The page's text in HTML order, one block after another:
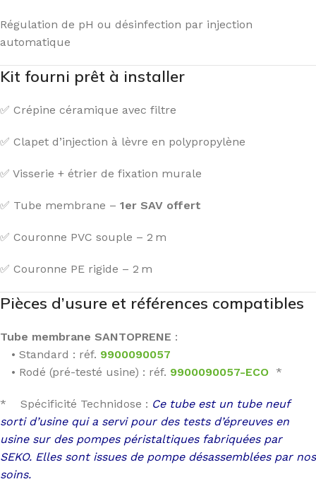
Régulation de pH ou désinfection par injection
automatique
Kit fourni prêt à installer
✅ Crépine céramique avec filtre
✅ Clapet d’injection à lèvre en polypropylène
✅ Visserie + étrier de fixation murale
✅ Tube membrane – 1er SAV offert
✅ Couronne PVC souple – 2 m
✅ Couronne PE rigide – 2 m
Pièces d’usure et références compatibles
Tube membrane SANTOPRENE :
• Standard : réf. 9900090057
• Rodé (pré-testé usine) : réf. 9900090057-ECO *
* Spécificité Technidose : Ce tube est un tube neuf
sorti d’usine qui a servi pour des tests d’épreuves en
usine sur des pompes péristaltiques fabriquées par
SEKO. Elles sont issues de pompe désassemblées par nos
soins.